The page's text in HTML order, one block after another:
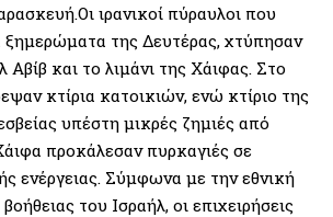
ιρανικοί πύραυλοι που
ξημερώματα της Δευτέρας, χτύπησαν
Αβίβ και το λιμάνι της Χάιφας. Στο
κτίρια κατοικιών, ενώ κτίριο της
υπέστη μικρές ζημιές από
προκάλεσαν πυρκαγιές σε
ενέργειας. Σύμφωνα με την εθνική
του Ισραήλ, οι επιχειρήσεις